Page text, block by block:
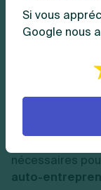
La commission
maximum de 2
lie
rend plus
nécessaires
auto-
Si vous
Google nous